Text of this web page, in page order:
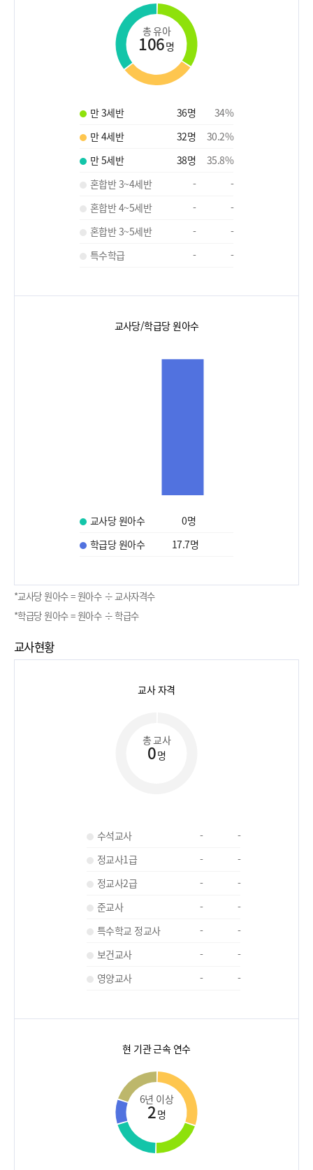
총 유아
106명
만 3세반 36명 34%
만 4세반
32명 30.2%
만 5세반
38명 35.8%
혼합반 3~4세반
-
-
혼합반 4~5세반
-
-
혼합반 3~5세반
-
-
특수학급
- -
교사당/학급당 원아수
교사당 원아수 0명
학급당 원아수
17.7명
*교사당 원아수 = 원아수 ÷ 교사자격수
*학급당 원아수 = 원아수 ÷ 학급수
교사현황
교사 자격
총 교사
0명
수석교사 -
-
정교사1급
-
-
정교사2급
-
-
준교사
-
-
특수학교 정교사
-
-
보건교사
-
-
영양교사
- -
현 기관 근속 연수
6년 이상
2명